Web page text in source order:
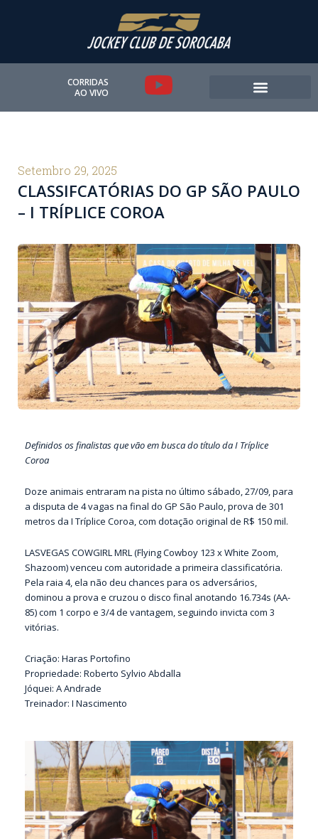
CORRIDAS
AO VIVO
Y
o
u
b
e
Setembro 29, 2025
CLASSIFCATÓRIAS DO GP SÃO PAULO
– I TRÍPLICE COROA
Definidos os finalistas que vão em busca do título da I Tríplice
Coroa
Doze animais entraram na pista no último sábado, 27/09, para
a disputa de 4 vagas na final do GP São Paulo, prova de 301
metros da I Tríplice Coroa, com dotação original de R$ 150 mil.
LASVEGAS COWGIRL MRL (Flying Cowboy 123 x White Zoom,
Shazoom) venceu com autoridade a primeira classificatória.
Pela raia 4, ela não deu chances para os adversários,
dominou a prova e cruzou o disco final anotando 16.734s (AA-
85) com 1 corpo e 3/4 de vantagem, seguindo invicta com 3
vitórias.
Criação: Haras Portofino
Propriedade: Roberto Sylvio Abdalla
Jóquei: A Andrade
Treinador: I Nascimento